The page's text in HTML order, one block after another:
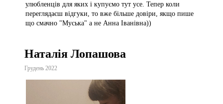
улюбленців для яких і купуємо тут усе. Тепер коли
переглядаєш відгуки, то вже більше довіри, якщо пише
що смачно "Муська" а не Анна Іванівна))
Наталія Лопашова
Грудень 2022